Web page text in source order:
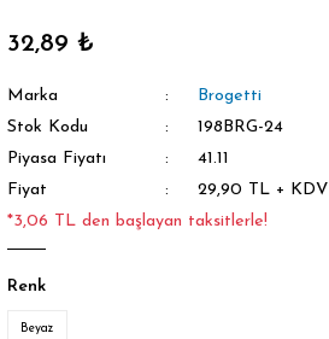
32,89 ₺
Marka
Brogetti
Stok Kodu
198BRG-24
Piyasa Fiyatı
41.11
Fiyat
29,90 TL + KDV
*3,06 TL den başlayan taksitlerle!
Renk
Beyaz